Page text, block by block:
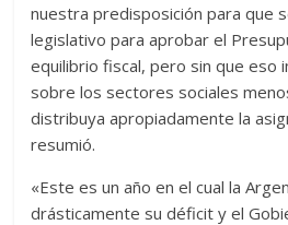
nuestra predisposición para que
legislativo para aprobar el
equilibrio fiscal, pero sin que eso
sobre los sectores sociales
distribuya apropiadamente la
resumió.
«Este es un año en el cual la
drásticamente su déficit y el